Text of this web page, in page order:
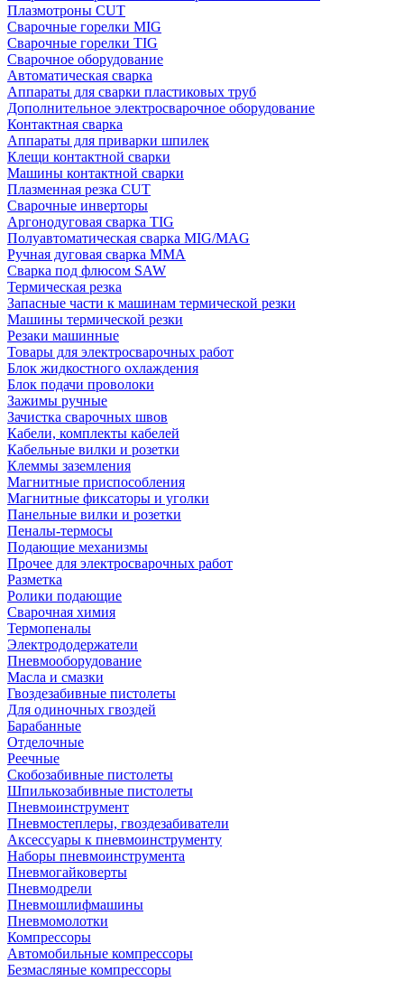
Плазмотроны CUT
Сварочные горелки MIG
Сварочные горелки TIG
Сварочное оборудование
Автоматическая сварка
Аппараты для сварки пластиковых труб
Дополнительное электросварочное оборудование
Контактная сварка
Аппараты для приварки шпилек
Клещи контактной сварки
Машины контактной сварки
Плазменная резка CUT
Сварочные инверторы
Аргонодуговая сварка TIG
Полуавтоматическая сварка MIG/MAG
Ручная дуговая сварка MMA
Сварка под флюсом SAW
Термическая резка
Запасные части к машинам термической резки
Машины термической резки
Резаки машинные
Товары для электросварочных работ
Блок жидкостного охлаждения
Блок подачи проволоки
Зажимы ручные
Зачистка сварочных швов
Кабели, комплекты кабелей
Кабельные вилки и розетки
Клеммы заземления
Магнитные приспособления
Магнитные фиксаторы и уголки
Панельные вилки и розетки
Пеналы-термосы
Подающие механизмы
Прочее для электросварочных работ
Разметка
Ролики подающие
Сварочная химия
Термопеналы
Электрододержатели
Пневмооборудование
Масла и смазки
Гвоздезабивные пистолеты
Для одиночных гвоздей
Барабанные
Отделочные
Реечные
Скобозабивные пистолеты
Шпилькозабивные пистолеты
Пневмоинструмент
Пневмостеплеры, гвоздезабиватели
Аксессуары к пневмоинструменту
Наборы пневмоинструмента
Пневмогайковерты
Пневмодрели
Пневмошлифмашины
Пневмомолотки
Компрессоры
Автомобильные компрессоры
Безмасляные компрессоры